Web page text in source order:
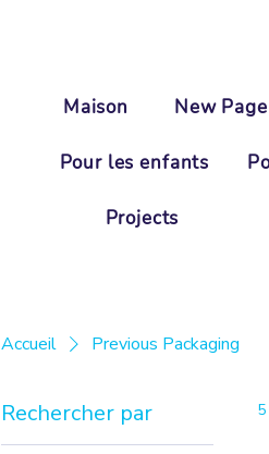
Maison New Page
Pour les enfants
Projects
Accueil Previous Packaging
Rechercher par